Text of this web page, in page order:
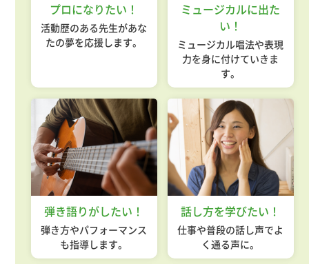
プロになりたい！
活動歴のある先生があな
たの夢を応援します。
ミュージカルに出た
い！
ミュージカル唱法や表現
力を身に付けていきま
す。
弾き語りがしたい！
弾き方やパフォーマンス
も指導します。
話し方を学びたい！
仕事や普段の話し声でよ
く通る声に。